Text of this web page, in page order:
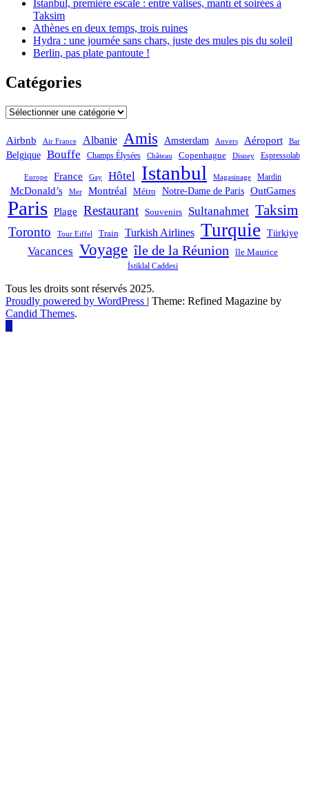
Istanbul, première escale : entre valises, mantı et soirées à
Taksim
Athènes en deux temps, trois ruines
Hydra : une journée sans chars, juste des mules pis du soleil
Berlin, pas plate pantoute !
Catégories
Catégories
Airbnb Air France Albanie Amis Amsterdam Anvers Aéroport Bar
Belgique Bouffe Champs Élysées Château Copenhague Disney Espressolab
Europe France Gay Hôtel Istanbul Magasinage Mardin
McDonald’s Mer Montréal Métro Notre-Dame de Paris OutGames
Paris Plage Restaurant Souvenirs Sultanahmet Taksim
Toronto Tour Eiffel Train Turkish Airlines Turquie Türkiye
Vacances Voyage île de la Réunion
île Maurice
İstiklal Caddesi
Tous les droits sont réservés 2025.
Proudly powered by WordPress | Theme: Refined Magazine by
Candid Themes.